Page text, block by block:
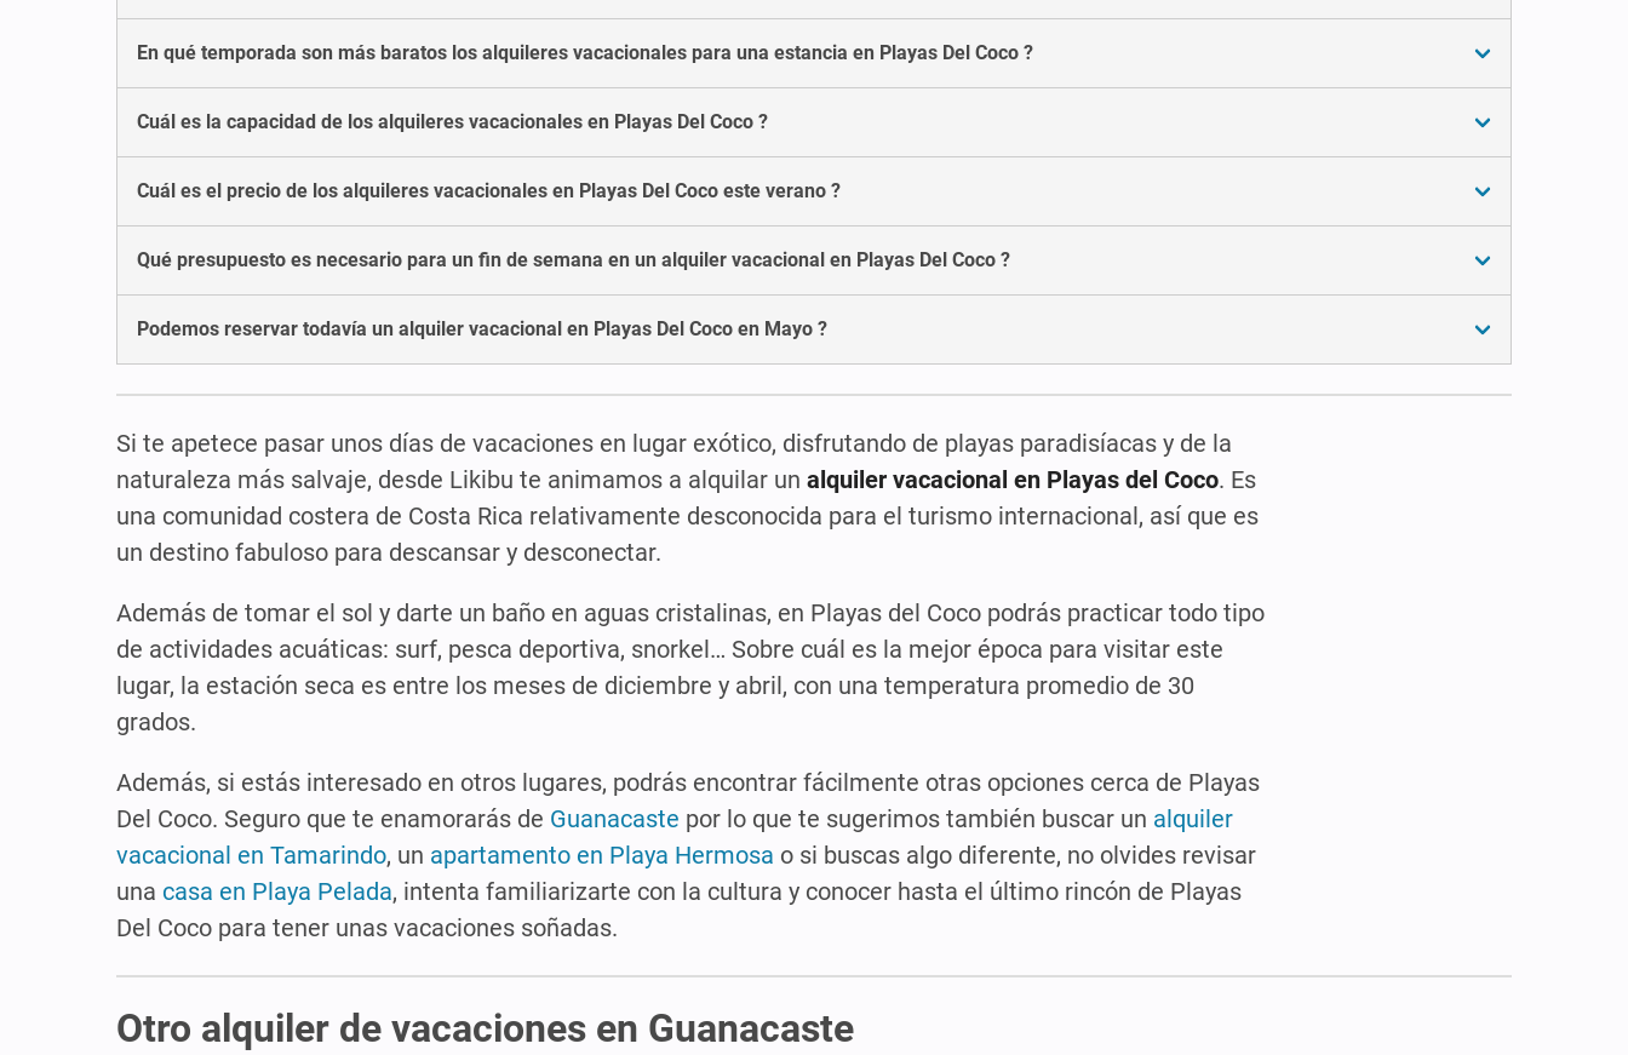
En qué temporada son más baratos los alquileres vacacionales para una estancia en Playas Del Coco ?
Cuál es la capacidad de los alquileres vacacionales en Playas Del Coco ?
Cuál es el precio de los alquileres vacacionales en Playas Del Coco este verano ?
Qué presupuesto es necesario para un fin de semana en un alquiler vacacional en Playas Del Coco ?
Podemos reservar todavía un alquiler vacacional en Playas Del Coco en Mayo ?
Si te apetece pasar unos días de vacaciones en lugar exótico, disfrutando de playas paradisíacas y de la
naturaleza más salvaje, desde Likibu te animamos a alquilar un alquiler vacacional en Playas del Coco. Es
una comunidad costera de Costa Rica relativamente desconocida para el turismo internacional, así que es
un destino fabuloso para descansar y desconectar.
Además de tomar el sol y darte un baño en aguas cristalinas, en Playas del Coco podrás practicar todo tipo
de actividades acuáticas: surf, pesca deportiva, snorkel… Sobre cuál es la mejor época para visitar este
lugar, la estación seca es entre los meses de diciembre y abril, con una temperatura promedio de 30
grados.
Además, si estás interesado en otros lugares, podrás encontrar fácilmente otras opciones cerca de Playas
Del Coco. Seguro que te enamorarás de Guanacaste por lo que te sugerimos también buscar un alquiler
vacacional en Tamarindo, un apartamento en Playa Hermosa o si buscas algo diferente, no olvides revisar
una casa en Playa Pelada, intenta familiarizarte con la cultura y conocer hasta el último rincón de Playas
Del Coco para tener unas vacaciones soñadas.
Otro alquiler de vacaciones en Guanacaste